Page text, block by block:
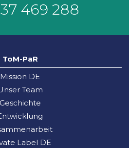
469 288
ToM-PaR
Mission DE
Team
Geschichte
Label DE